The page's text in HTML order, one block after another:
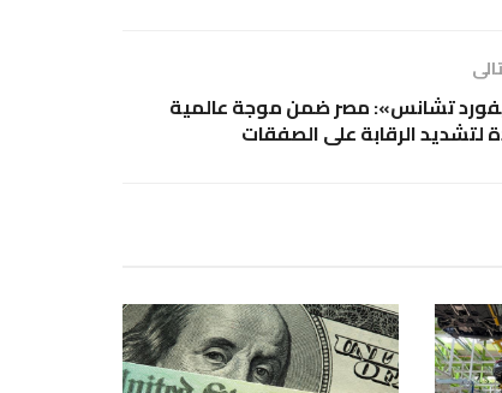
تشانس»: مصر ضمن موجة عالمية
لتشديد الرقابة على الصفقات